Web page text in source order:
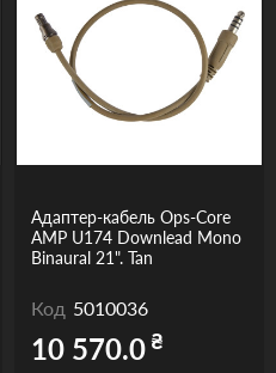
Адаптер-кабель Ops-Core
AMP U174 Downlead Mono
Binaural 21". Tan
Код 5010036
10 570.0₴